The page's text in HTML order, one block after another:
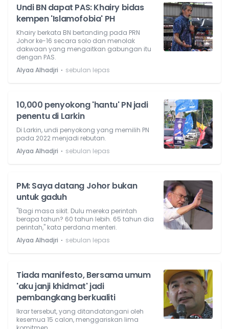
Undi BN dapat PAS: Khairy bidas
kempen 'Islamofobia' PH
Khairy berkata BN bertanding pada PRN
Johor ke-16 secara solo dan menolak
dakwaan yang mengaitkan gabungan itu
dengan PAS.
Alyaa Alhadjri ⋅ sebulan lepas
10,000 penyokong 'hantu' PN jadi
penentu di Larkin
Di Larkin, undi penyokong yang memilih PN
pada 2022 menjadi rebutan.
Alyaa Alhadjri ⋅ sebulan lepas
PM: Saya datang Johor bukan
untuk gaduh
"Bagi masa sikit. Dulu mereka perintah
berapa tahun? 60 tahun lebih. 65 tahun dia
perintah," kata perdana menteri.
Alyaa Alhadjri ⋅ sebulan lepas
Tiada manifesto, Bersama umum
'aku janji khidmat' jadi
pembangkang berkualiti
Ikrar tersebut, yang ditandatangani oleh
kesemua 15 calon, menggariskan lima